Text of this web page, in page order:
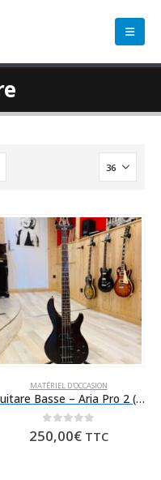
MATÉRIEL D'OCCASION
Guitare Basse – Aria Pro 2 (Occasion)
0sur 5
250,00€ TTC